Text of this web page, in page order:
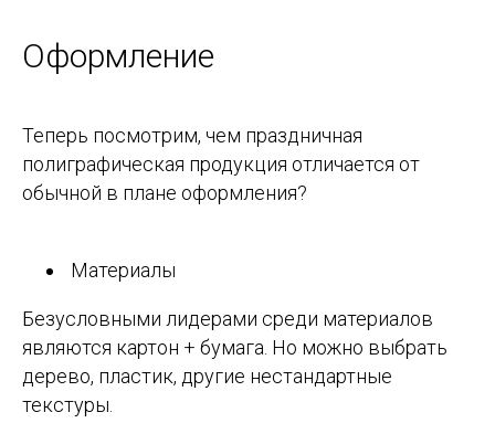
Оформление
Теперь посмотрим, чем праздничная
полиграфическая продукция отличается от
обычной в плане оформления?
Материалы
Безусловными лидерами среди материалов
являются картон + бумага. Но можно выбрать
дерево, пластик, другие нестандартные
текстуры.